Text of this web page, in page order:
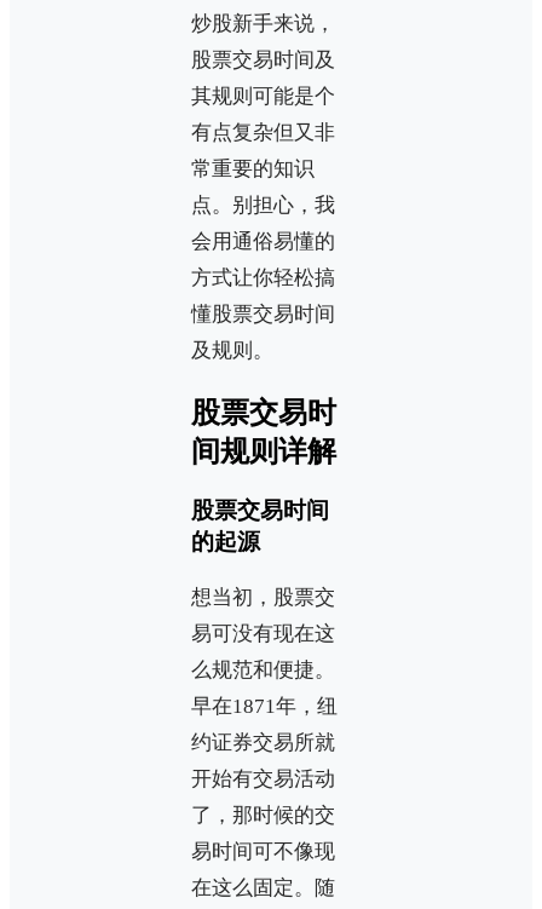
炒股新手来说，
股票交易时间及
其规则可能是个
有点复杂但又非
常重要的知识
点。别担心，我
会用通俗易懂的
方式让你轻松搞
懂股票交易时间
及规则。
股票交易时
间规则详解
股票交易时间
的起源
想当初，股票交
易可没有现在这
么规范和便捷。
早在1871年，纽
约证券交易所就
开始有交易活动
了，那时候的交
易时间可不像现
在这么固定。随